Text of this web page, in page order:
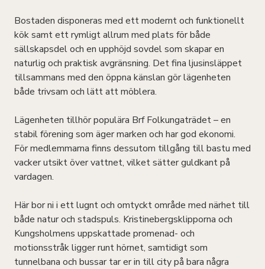
Bostaden disponeras med ett modernt och funktionellt
kök samt ett rymligt allrum med plats för både
sällskapsdel och en upphöjd sovdel som skapar en
naturlig och praktisk avgränsning. Det fina ljusinsläppet
tillsammans med den öppna känslan gör lägenheten
både trivsam och lätt att möblera.
Lägenheten tillhör populära Brf Folkungaträdet – en
stabil förening som äger marken och har god ekonomi.
För medlemmarna finns dessutom tillgång till bastu med
vacker utsikt över vattnet, vilket sätter guldkant på
vardagen.
Här bor ni i ett lugnt och omtyckt område med närhet till
både natur och stadspuls. Kristinebergsklipporna och
Kungsholmens uppskattade promenad- och
motionsstråk ligger runt hörnet, samtidigt som
tunnelbana och bussar tar er in till city på bara några